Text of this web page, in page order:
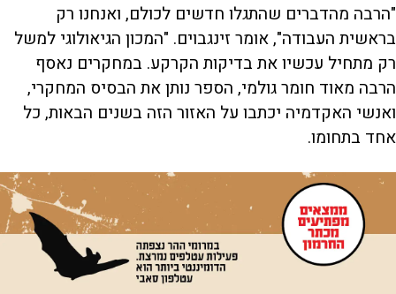
"הרבה מהדברים שהתגלו חדשים לכולם, ואנחנו רק
בראשית העבודה", אומר זינגבוים. "המכון הגיאולוגי למשל
רק מתחיל עכשיו את בדיקות הקרקע. במחקרים נאסף
הרבה מאוד חומר גולמי, הספר נותן את הבסיס המחקרי,
ואנשי האקדמיה יכתבו על האזור הזה בשנים הבאות, כל
אחד בתחומו.